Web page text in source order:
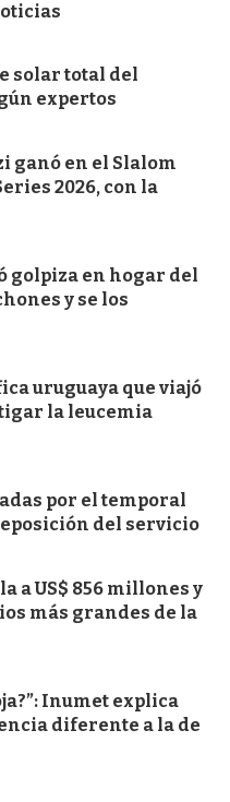
solar total del
expertos
ganó en el Slalom
2026, con la
golpiza en hogar del
y se los
uruguaya que viajó
la leucemia
por el temporal
del servicio
a US$ 856 millones y
más grandes de la
Inumet explica
diferente a la de